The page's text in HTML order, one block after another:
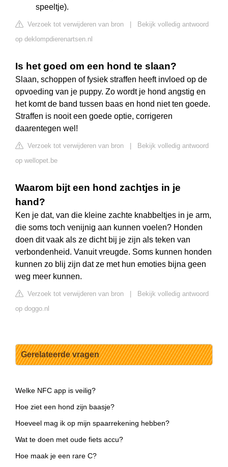
speeltje).
Verzoek tot verwijderen van bron
Bekijk volledig antwoord
op deklompdierenartsen.nl
Is het goed om een hond te slaan?
Slaan, schoppen of fysiek straffen heeft invloed op de
opvoeding van je puppy. Zo wordt je hond angstig en
het komt de band tussen baas en hond niet ten goede.
Straffen is nooit een goede optie, corrigeren
daarentegen wel!
Verzoek tot verwijderen van bron
Bekijk volledig antwoord
op wellopet.be
Waarom bijt een hond zachtjes in je
hand?
Ken je dat, van die kleine zachte knabbeltjes in je arm,
die soms toch venijnig aan kunnen voelen? Honden
doen dit vaak als ze dicht bij je zijn als teken van
verbondenheid. Vanuit vreugde. Soms kunnen honden
kunnen zo blij zijn dat ze met hun emoties bijna geen
weg meer kunnen.
Verzoek tot verwijderen van bron
Bekijk volledig antwoord
op doggo.nl
Gerelateerde vragen
Welke NFC app is veilig?
Hoe ziet een hond zijn baasje?
Hoeveel mag ik op mijn spaarrekening hebben?
Wat te doen met oude fiets accu?
Hoe maak je een rare C?